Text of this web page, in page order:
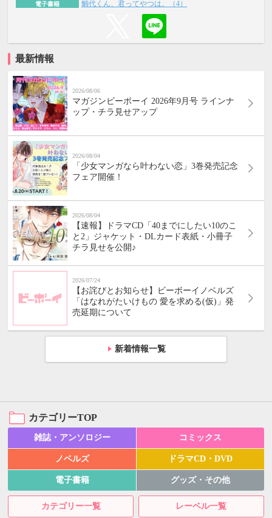
電子書籍 鯛代くん、君ってやつは。（4）
最新情報
2026/08/06
マガジンビーボーイ 2026年9月号 ラインナ
ップ・チラ見せアップ
2026/08/04
「少女マンガなら叶わない恋」3巻発売記念
フェア開催！
2026/08/04
【速報】ドラマCD「40までにしたい10のこ
と2」ジャケット・DLカード表紙・小冊子
チラ見せを公開♪
2026/07/24
【お詫びとお知らせ】ビーボーイノベルズ
「はなれがたいけもの 愛を求める(仮)」発
売延期について
新着情報一覧
カテゴリーTOP
雑誌・アンソロジー コミックス
ノベルズ ドラマCD・DVD
電子書籍 グッズ・その他
カテゴリー一覧 レーベル一覧